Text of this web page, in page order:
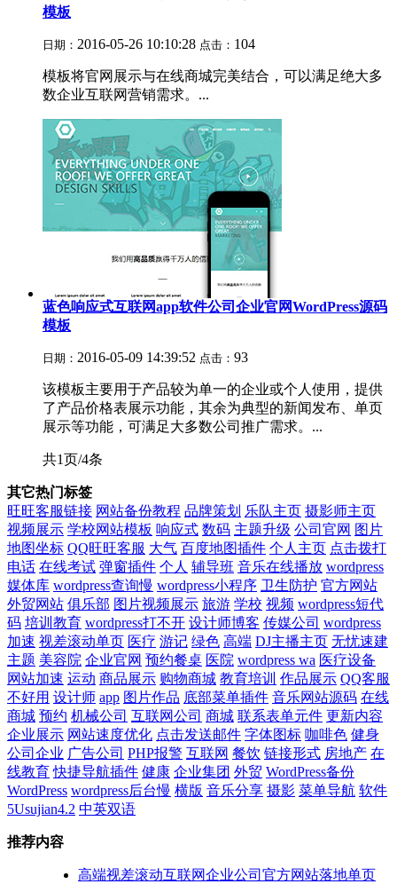
模板
日期： 2016-05-26 10:10:28 点击： 104
模板将官网展示与在线商城完美结合，可以满足绝大多
数企业互联网营销需求。...
蓝色响应式互联网app软件公司企业官网WordPress源码
模板
日期： 2016-05-09 14:39:52 点击： 93
该模板主要用于产品较为单一的企业或个人使用，提供
了产品价格表展示功能，其余为典型的新闻发布、单页
展示等功能，可满足大多数公司推广需求。...
共1页/4条
其它热门标签
旺旺客服链接 网站备份教程 品牌策划 乐队主页 摄影师主页
视频展示 学校网站模板 响应式 数码 主题升级 公司官网 图片
地图坐标 QQ旺旺客服 大气 百度地图插件 个人主页 点击拨打
电话 在线考试 弹窗插件 个人 辅导班 音乐在线播放 wordpress
媒体库 wordpress查询慢 wordpress小程序 卫生防护 官方网站
外贸网站 俱乐部 图片视频展示 旅游 学校 视频 wordpress短代
码 培训教育 wordpress打不开 设计师博客 传媒公司 wordpress
加速 视差滚动单页 医疗 游记 绿色 高端 DJ主播主页 无忧速建
主题 美容院 企业官网 预约餐桌 医院 wordpress wa 医疗设备
网站加速 运动 商品展示 购物商城 教育培训 作品展示 QQ客服
不好用 设计师 app 图片作品 底部菜单插件 音乐网站源码 在线
商城 预约 机械公司 互联网公司 商城 联系表单元件 更新内容
企业展示 网站速度优化 点击发送邮件 字体图标 咖啡色 健身
公司企业 广告公司 PHP报警 互联网 餐饮 链接形式 房地产 在
线教育 快捷导航插件 健康 企业集团 外贸 WordPress备份
WordPress wordpress后台慢 横版 音乐分享 摄影 菜单导航 软件
5Usujian4.2 中英双语
推荐内容
高端视差滚动互联网企业公司官方网站落地单页